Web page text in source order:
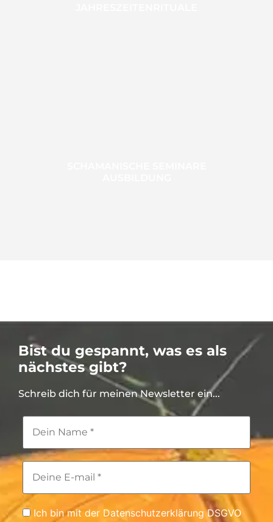
Bist du gespannt, was es als
nächstes gibt?
Schreib dich für meinen Newsletter ein...
Ich bin mit der Datenschutzerklärung DSGVO